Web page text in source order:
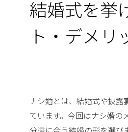
結婚式を挙
ト・デメリ
ナシ婚とは、結婚式や披露
ています。今回はナシ婚の